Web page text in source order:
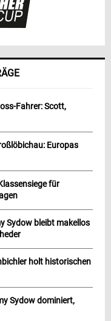
Fahrer: Scott,
Europas
für
Sydow bleibt makellos
holt historischen
Sydow dominiert,